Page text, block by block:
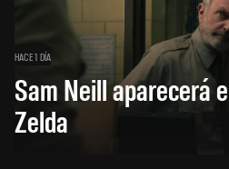
HACE 1 DÍA
Sam Neill aparecerá
Zelda